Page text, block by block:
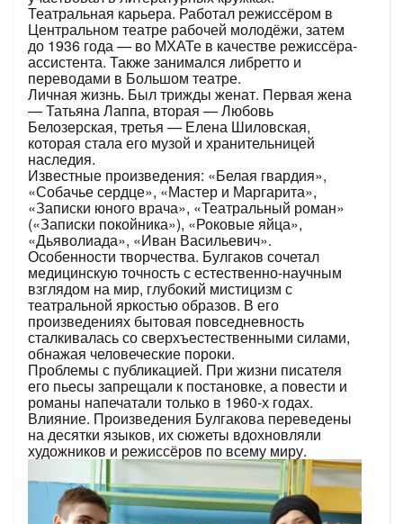
Театральная карьера. Работал режиссёром в
Центральном театре рабочей молодёжи, затем
до 1936 года — во МХАТе в качестве режиссёра-
ассистента. Также занимался либретто и
переводами в Большом театре.
Личная жизнь. Был трижды женат. Первая жена
— Татьяна Лаппа, вторая — Любовь
Белозерская, третья — Елена Шиловская,
которая стала его музой и хранительницей
наследия.
Известные произведения: «Белая гвардия»,
«Собачье сердце», «Мастер и Маргарита»,
«Записки юного врача», «Театральный роман»
(«Записки покойника»), «Роковые яйца»,
«Дьяволиада», «Иван Васильевич».
Особенности творчества. Булгаков сочетал
медицинскую точность с естественно-научным
взглядом на мир, глубокий мистицизм с
театральной яркостью образов. В его
произведениях бытовая повседневность
сталкивалась со сверхъестественными силами,
обнажая человеческие пороки.
Проблемы с публикацией. При жизни писателя
его пьесы запрещали к постановке, а повести и
романы напечатали только в 1960-х годах.
Влияние. Произведения Булгакова переведены
на десятки языков, их сюжеты вдохновляли
художников и режиссёров по всему миру.